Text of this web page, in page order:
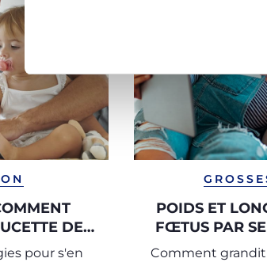
DE
?
pour s'en
POIDS ET
FŒTUS PAR
Comment